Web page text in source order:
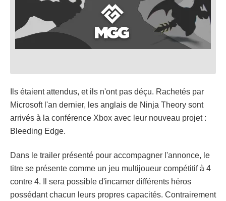
Ils étaient attendus, et ils n'ont pas déçu. Rachetés par
Microsoft l'an dernier, les anglais de Ninja Theory sont
arrivés à la conférence Xbox avec leur nouveau projet :
Bleeding Edge.
Dans le trailer présenté pour accompagner l'annonce, le
titre se présente comme un jeu multijoueur compétitif à 4
contre 4. Il sera possible d'incarner différents héros
possédant chacun leurs propres capacités. Contrairement